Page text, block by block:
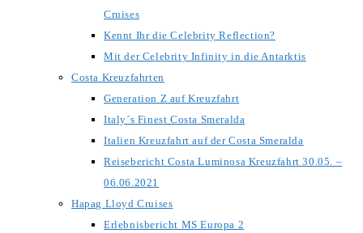
Cruises
Kennt Ihr die Celebrity Reflection?
Mit der Celebrity Infinity in die Antarktis
Costa Kreuzfahrten
Generation Z auf Kreuzfahrt
Italy´s Finest Costa Smeralda
Italien Kreuzfahrt auf der Costa Smeralda
Reisebericht Costa Luminosa Kreuzfahrt 30.05. –
06.06.2021
Hapag Lloyd Cruises
Erlebnisbericht MS Europa 2